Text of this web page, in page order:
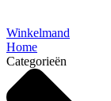
Winkelmand
Home
Categorieën